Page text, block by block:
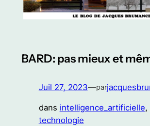
BARD: pas mieux et
Juil 27, 2023—par
dans intelligence_artificielle
technologie